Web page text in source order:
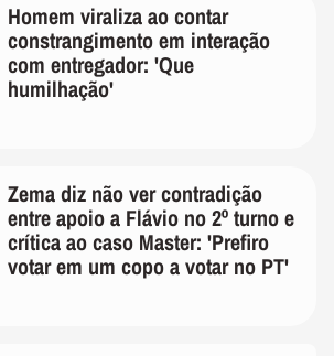
Homem viraliza ao contar
constrangimento em interação
com entregador: 'Que
humilhação'
Zema diz não ver contradição
entre apoio a Flávio no 2º turno e
crítica ao caso Master: 'Prefiro
votar em um copo a votar no PT'